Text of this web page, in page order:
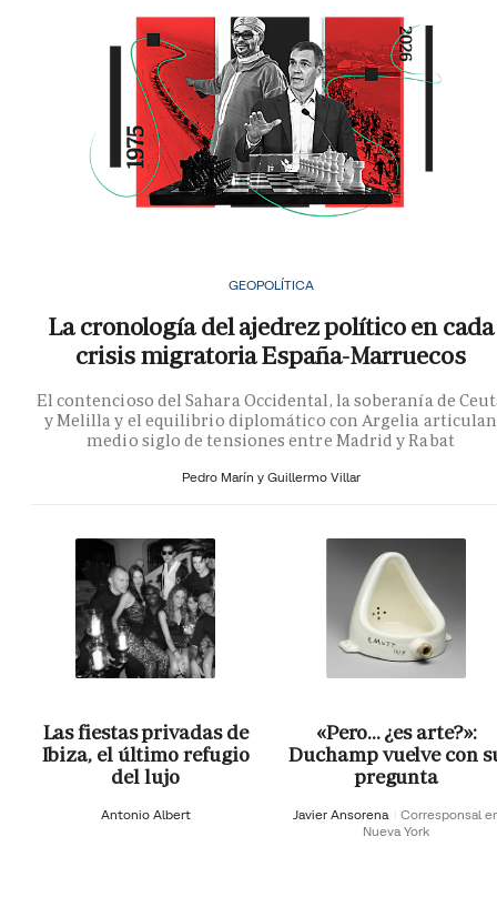
GEOPOLÍTICA
La cronología del ajedrez político en cada
crisis migratoria España-Marruecos
El contencioso del Sahara Occidental, la soberanía de
y Melilla y el equilibrio diplomático con Argelia articulan
medio siglo de tensiones entre Madrid y Rabat
Pedro Marín y Guillermo Villar
Las fiestas privadas de
Ibiza, el último refugio
del lujo
Antonio Albert
«Pero… ¿es arte?»:
Duchamp vuelve con
pregunta
Javier Ansorena
Corresponsal
Nueva York